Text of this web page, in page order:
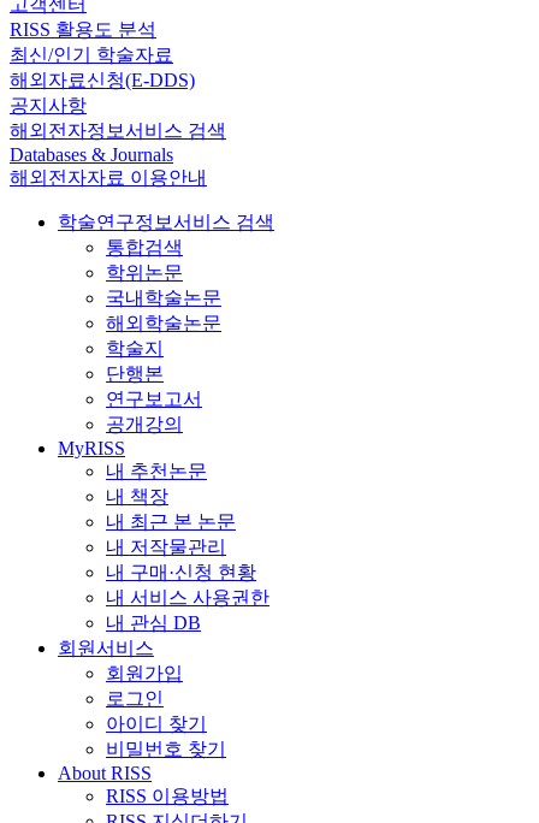
고객센터
RISS 활용도 분석
최신/인기 학술자료
해외자료신청(E-DDS)
공지사항
해외전자정보서비스 검색
Databases & Journals
해외전자자료 이용안내
학술연구정보서비스 검색
통합검색
학위논문
국내학술논문
해외학술논문
학술지
단행본
연구보고서
공개강의
MyRISS
내 추천논문
내 책장
내 최근 본 논문
내 저작물관리
내 구매·신청 현황
내 서비스 사용권한
내 관심 DB
회원서비스
회원가입
로그인
아이디 찾기
비밀번호 찾기
About RISS
RISS 이용방법